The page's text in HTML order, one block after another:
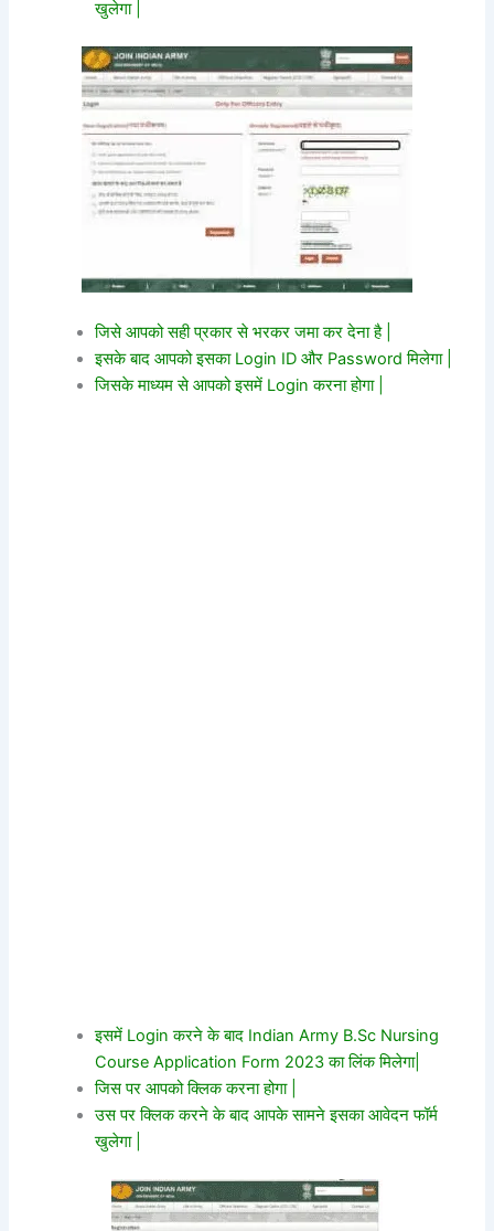
खुलेगा
जिसे आपको सही प्रकार से भरकर जमा कर देना है |
इसके बाद आपको इसका Login ID और Password मिलेगा |
जिसके माध्यम से आपको इसमें Login करना होगा |
इसमें Login करने के बाद Indian Army B.Sc Nursing
Course Application Form 2023 का लिंक मिलेगा|
जिस पर आपको क्लिक करना होगा |
उस पर क्लिक करने के बाद आपके सामने इसका आवेदन फॉर्म
खुलेगा |